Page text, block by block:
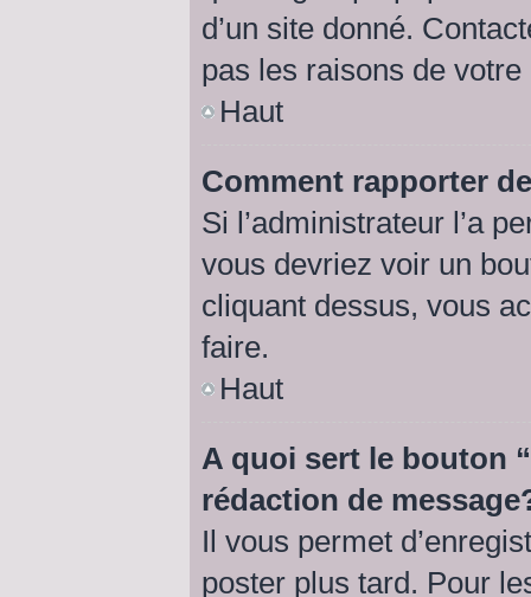
d’un site donné.
pas les raisons de
Haut
Comment rapporter
Si l’administrateur l’a
vous devriez voir un
cliquant dessus, vous
faire.
Haut
A quoi sert le bouton
rédaction de
Il vous permet
poster plus tard. Pour